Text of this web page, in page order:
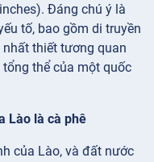
Đáng chú ý là
tố, bao gồm di truyền
thiết tương quan
thể của một quốc
Lào là cà phê
của Lào, và đất nước